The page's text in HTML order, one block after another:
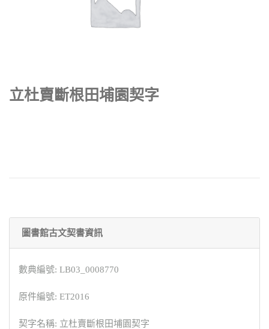
立杜賣斷根田埔園契字
圖書館古文契書資訊
數典編號: LB03_0008770
原件編號: ET2016
契字名稱: 立杜賣斷根田埔園契字